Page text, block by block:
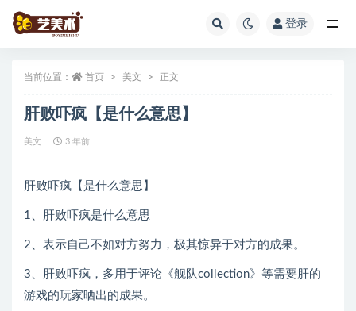
登录
当前位置： 首页 美文 正文
肝败吓疯【是什么意思】
美文 3 年前
肝败吓疯【是什么意思】
1、肝败吓疯是什么意思
2、表示自己不如对方努力，极其惊异于对方的成果。
3、肝败吓疯，多用于评论《舰队collection》等需要肝的
游戏的玩家晒出的成果。